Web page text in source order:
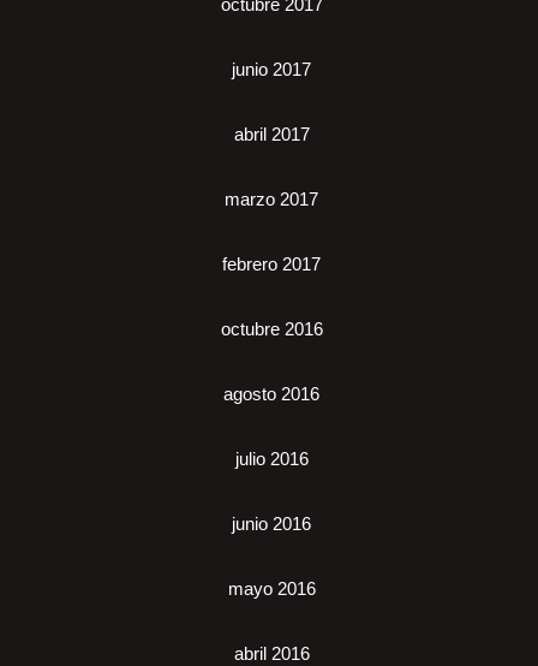
octubre 2017
junio 2017
abril 2017
marzo 2017
febrero 2017
octubre 2016
agosto 2016
julio 2016
junio 2016
mayo 2016
abril 2016